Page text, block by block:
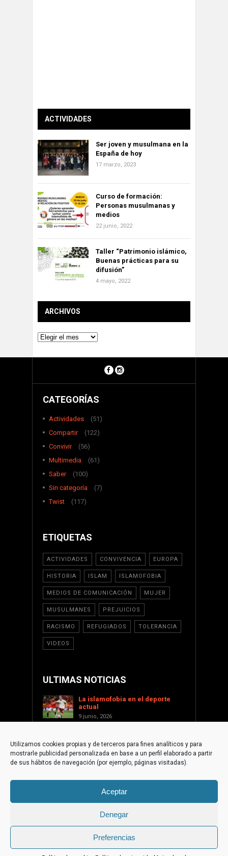
Utilizamos cookies propias y de terceros para fines analíticos y para
mostrarle publicidad personalizada en base a un perfil elaborado a partir
de sus hábitos de navegación (por ejemplo, páginas visitadas).
Aceptar
Denegar
Preferencias
ACTIVIDADES
Ser joven y musulmana en la
España de hoy
17 marzo, 2023
Curso de formación:
Personas musulmanas y
medios
22 junio, 2022
Taller “Patrimonio islámico,
Buenas prácticas para su
difusión”
4 mayo, 2022
ARCHIVOS
Archivos
CATEGORÍAS
Actividades
(51)
Compartir
(122)
Convivir
(56)
Multimedia
(61)
Saber
(100)
Sin categoría
(7)
Twist
(117)
ETIQUETAS
ACTIVIDADES CONVIVENCIA EUROPA
HISTORIA ISLAM ISLAMOFOBIA
MEDIOS DE COMUNICACIÓN MUJER
MUSULMANES PREJUICIOS
RACISMO REFUGIADOS TOLERANCIA
VIDEOS
ULTIMAS NOTICIAS
La islamofobia en el deporte
actual
9 junio, 2026
17 enero, 2026
Apoyar a Palestina desde la
sociedad civil internacional
La paradoja islamófoba de
Torre-Pacheco
Trixma